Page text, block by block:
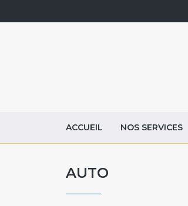
ACCUEIL NOS SERVICES
AUTO